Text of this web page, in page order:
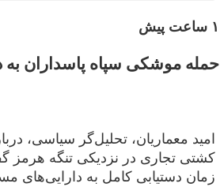
۱ ساعت پیش
حمله موشکی سپاه پاسداران به
امید معماریان، تحلیل‌گر سیاسی،
کشتی تجاری در نزدیکی تنگه هرمز
زمان دستیابی کامل به دارایی‌های